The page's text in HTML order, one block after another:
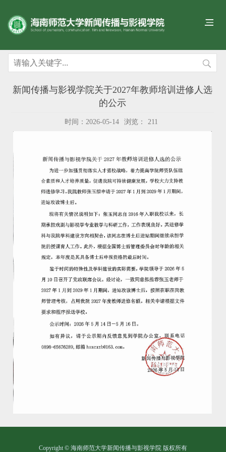
新闻传播与影视学院关于2027年教师培训进修人选
的公示
时间：2026-05-14 浏览： 211
Copyright © 海南师范大学新闻传播与影视学院 版权所有